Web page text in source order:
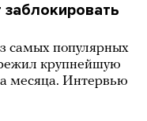
самых популярных
крупнейшую
месяца. Интервью